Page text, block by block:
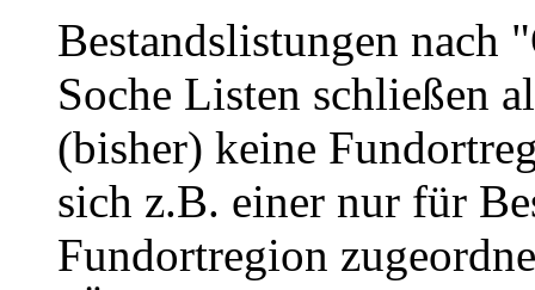
Bestandslistungen nach
Soche Listen schließen
(bisher) keine
sich z.B. einer nur für
Fundortregion